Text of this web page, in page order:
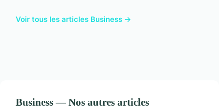
Voir tous les articles Business →
Business — Nos autres articles